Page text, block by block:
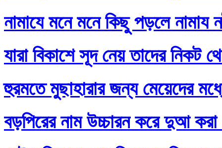
নামাযে মনে মনে কিছু পড়লে নামায
যারা বিকাশে সূদ নেয় তাদের নিকট
হুরমতে মুছাহারার জন্য মেয়েদের
বড়পিরের নাম উচ্চারন করে দুআ করা